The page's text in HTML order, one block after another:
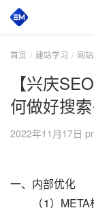
首页 建站学习 网
【兴庆
何做好搜
2022年11月17日
一、内部优化
（1）META标